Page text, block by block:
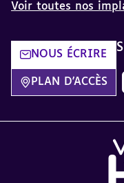
Voir toutes nos
NOUS ÉCRIRE
PLAN D'ACCÈS